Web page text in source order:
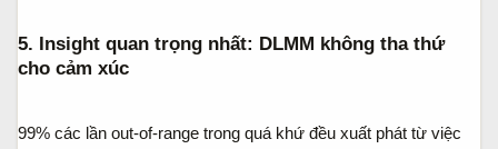
5. Insight quan trọng nhất: DLMM không tha thứ
cho cảm xúc​
99% các lần out-of-range trong quá khứ đều xuất phát từ việc